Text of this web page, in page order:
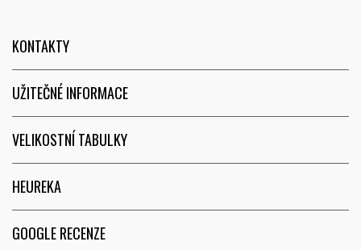
KONTAKTY
UŽITEČNÉ INFORMACE
VELIKOSTNÍ TABULKY
HEUREKA
GOOGLE RECENZE